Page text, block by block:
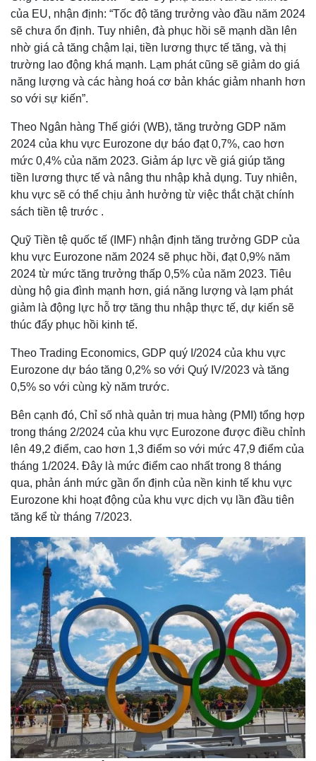
của EU, nhận định: “Tốc độ tăng trưởng vào đầu năm 2024
sẽ chưa ổn định. Tuy nhiên, đà phục hồi sẽ mạnh dần lên
nhờ giá cả tăng chậm lại, tiền lương thực tế tăng, và thị
trường lao động khá mạnh. Lạm phát cũng sẽ giảm do giá
năng lượng và các hàng hoá cơ bản khác giảm nhanh hơn
so với sự kiến”.
Theo Ngân hàng Thế giới (WB), tăng trưởng GDP năm
2024 của khu vực Eurozone dự báo đạt 0,7%, cao hơn
mức 0,4% của năm 2023. Giảm áp lực về giá giúp tăng
tiền lương thực tế và nâng thu nhập khả dụng. Tuy nhiên,
khu vực sẽ có thể chịu ảnh hưởng từ việc thắt chặt chính
sách tiền tệ trước .
Quỹ Tiền tệ quốc tế (IMF) nhận định tăng trưởng GDP của
khu vực Eurozone năm 2024 sẽ phục hồi, đạt 0,9% năm
2024 từ mức tăng trưởng thấp 0,5% của năm 2023. Tiêu
dùng hộ gia đình mạnh hơn, giá năng lượng và lạm phát
giảm là động lực hỗ trợ tăng thu nhập thực tế, dự kiến sẽ
thúc đẩy phục hồi kinh tế.
Theo Trading Economics, GDP quý I/2024 của khu vực
Eurozone dự báo tăng 0,2% so với Quý IV/2023 và tăng
0,5% so với cùng kỳ năm trước.
Bên cạnh đó, Chỉ số nhà quản trị mua hàng (PMI) tổng hợp
trong tháng 2/2024 của khu vực Eurozone được điều chỉnh
lên 49,2 điểm, cao hơn 1,3 điểm so với mức 47,9 điểm của
tháng 1/2024. Đây là mức điểm cao nhất trong 8 tháng
qua, phản ánh mức gần ổn định của nền kinh tế khu vực
Eurozone khi hoạt động của khu vực dịch vụ lần đầu tiên
tăng kể từ tháng 7/2023.